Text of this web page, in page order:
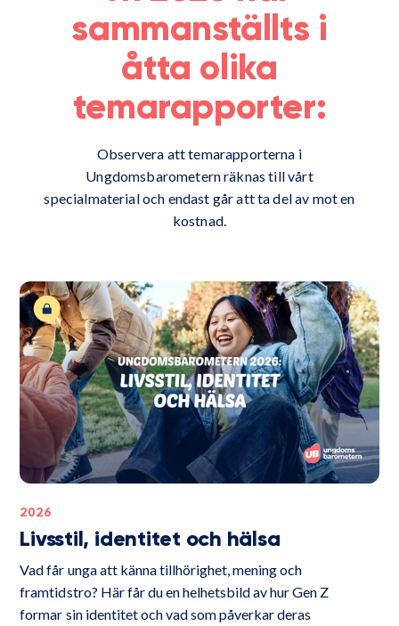
sammanställts i
åtta olika
temarapporter:
Observera att temarapporterna i
Ungdomsbarometern räknas till vårt
specialmaterial och endast går att ta del av mot en
kostnad.
2026
Livsstil, identitet och hälsa
Vad får unga att känna tillhörighet, mening och
framtidstro? Här får du en helhetsbild av hur Gen Z
formar sin identitet och vad som påverkar deras